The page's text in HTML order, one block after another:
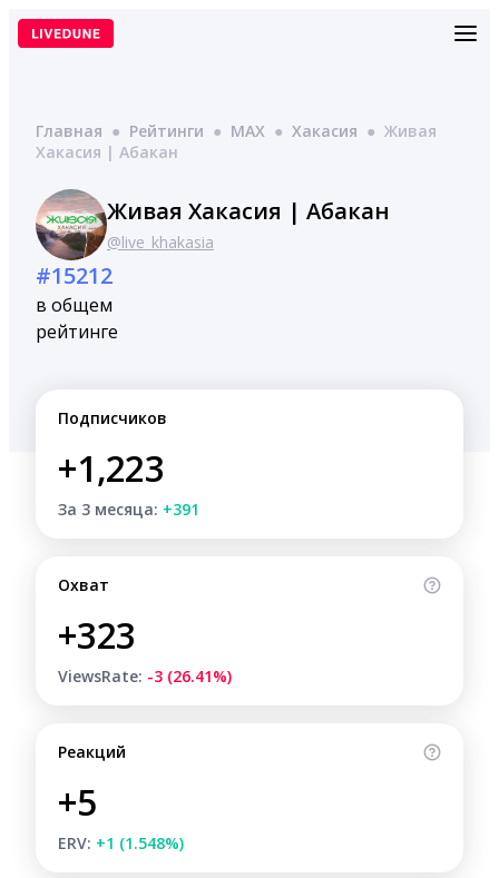
Перейти
Главная ● Рейтинги ● MAX ● Хакасия ● Живая
Хакасия | Абакан
Живая Хакасия | Абакан
@live_khakasia
#15212
в общем
рейтинге
Подписчиков
+1,223
За 3 месяца: +391
Охват
+323
ViewsRate: -3 (26.41%)
Реакций
+5
ERV: +1 (1.548%)